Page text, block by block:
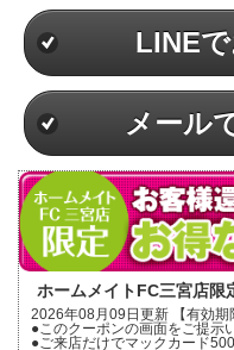
LINE
メール
ホームメイトFC三宮店限
2026年08月09日更新 【有効
●このクーポンの画面をご提示
●ご来店だけでマックカード